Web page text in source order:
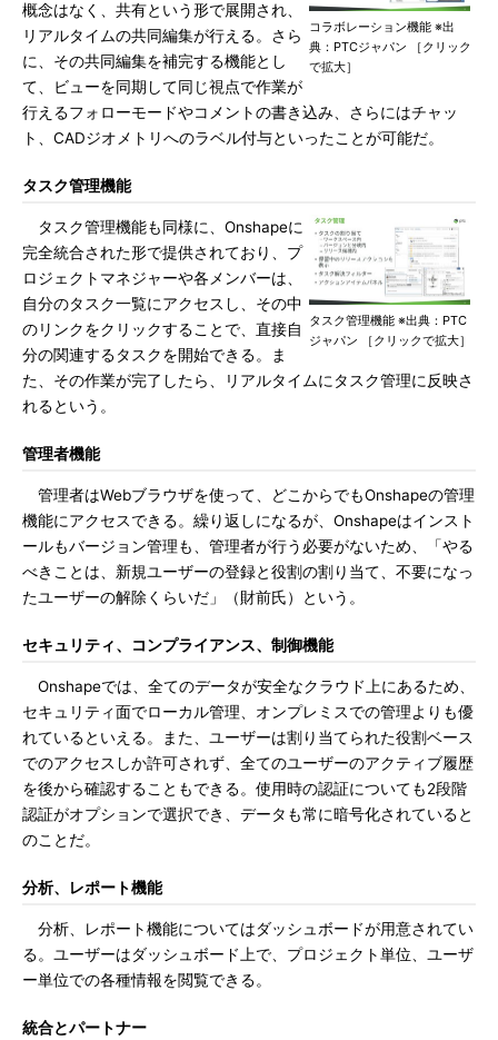
コラボレーション機能 ※出
典：PTCジャパン ［クリック
で拡大］
概念はなく、共有という形で展開され、
リアルタイムの共同編集が行える。さら
に、その共同編集を補完する機能とし
て、ビューを同期して同じ視点で作業が
行えるフォローモードやコメントの書き込み、さらにはチャッ
ト、CADジオメトリへのラベル付与といったことが可能だ。
タスク管理機能
タスク管理機能 ※出典：PTC
ジャパン ［クリックで拡大］
タスク管理機能も同様に、Onshapeに
完全統合された形で提供されており、プ
ロジェクトマネジャーや各メンバーは、
自分のタスク一覧にアクセスし、その中
のリンクをクリックすることで、直接自
分の関連するタスクを開始できる。ま
た、その作業が完了したら、リアルタイムにタスク管理に反映さ
れるという。
管理者機能
管理者はWebブラウザを使って、どこからでもOnshapeの管理
機能にアクセスできる。繰り返しになるが、Onshapeはインスト
ールもバージョン管理も、管理者が行う必要がないため、「やる
べきことは、新規ユーザーの登録と役割の割り当て、不要になっ
たユーザーの解除くらいだ」（財前氏）という。
セキュリティ、コンプライアンス、制御機能
Onshapeでは、全てのデータが安全なクラウド上にあるため、
セキュリティ面でローカル管理、オンプレミスでの管理よりも優
れているといえる。また、ユーザーは割り当てられた役割ベース
でのアクセスしか許可されず、全てのユーザーのアクティブ履歴
を後から確認することもできる。使用時の認証についても2段階
認証がオプションで選択でき、データも常に暗号化されていると
のことだ。
分析、レポート機能
分析、レポート機能についてはダッシュボードが用意されてい
る。ユーザーはダッシュボード上で、プロジェクト単位、ユーザ
ー単位での各種情報を閲覧できる。
統合とパートナー